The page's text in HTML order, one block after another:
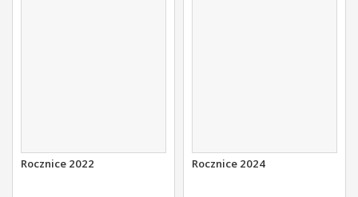
Rocznice 2022 Rocznice 2024